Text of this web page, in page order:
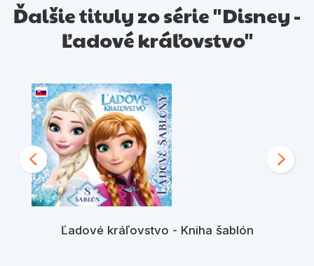
Ďalšie tituly zo série "Disney -
Ľadové kráľovstvo"
Ľadové kráľovstvo - Kniha šablón